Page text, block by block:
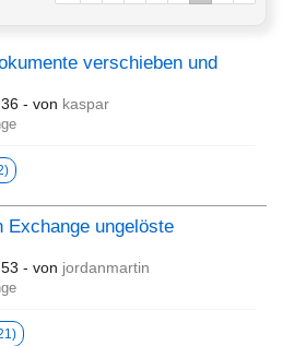
verschieben und
- von kaspar
Exchange ungelöste
- von jordanmartin